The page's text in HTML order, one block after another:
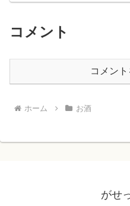
コメント
コメン
ホーム お酒
がせ